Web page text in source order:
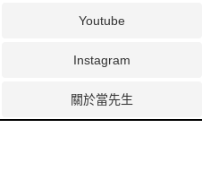
Youtube
Instagram
關於當先生